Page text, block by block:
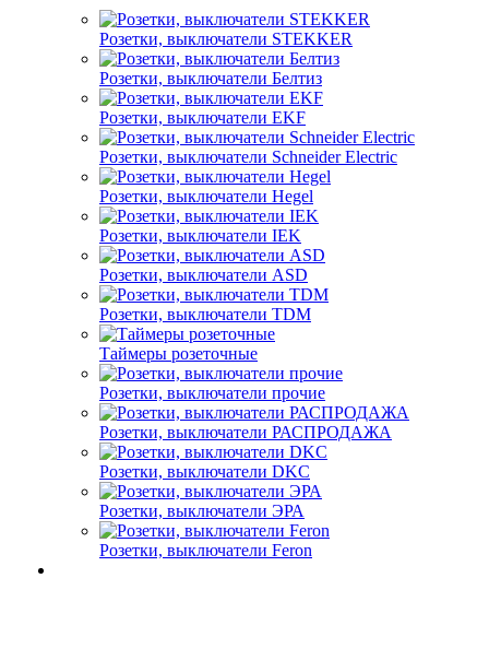
Розетки, выключатели STEKKER
Розетки, выключатели Белтиз
Розетки, выключатели EKF
Розетки, выключатели Schneider Electric
Розетки, выключатели Hegel
Розетки, выключатели IEK
Розетки, выключатели ASD
Розетки, выключатели TDM
Таймеры розеточные
Розетки, выключатели прочие
Розетки, выключатели РАСПРОДАЖА
Розетки, выключатели DKC
Розетки, выключатели ЭРА
Розетки, выключатели Feron